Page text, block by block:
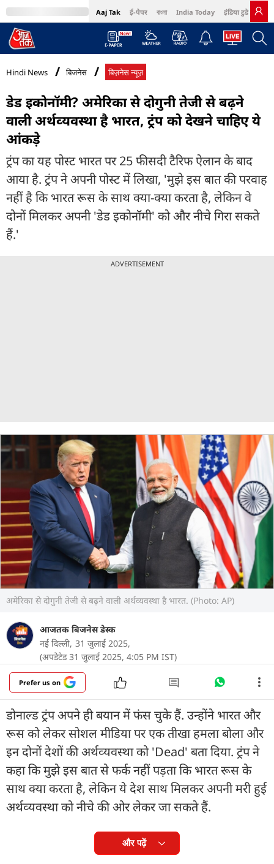
Aaj Tak ई-पेपर বাংলা India Today इंडिया टुडे हिंदी
MumbaiTak Cosmopolitan Harper's Bazaar Northeast
Hindi News बिजनेस बिज़नेस न्यूज़
डेड इकोनॉमी? अमेरिका से दोगुनी तेजी से बढ़ने
वाली अर्थव्‍यवस्‍था है भारत, ट्रंप को देखने चाहिए ये
आंकड़े
ट्रंप का यह पोस्‍ट भारत पर 25 फीसदी टैरिफ ऐलान के बाद
आया है. ट्रंप ने अपनी पोस्‍ट में लिखा, 'मुझे इस बात की परवाह
नहीं है कि भारत रूस के साथ क्‍या-क्‍या करता है, लेकिन वे
दोनों मिलकर अपनी 'डेड इकोनॉमी' को और नीचे गिरा सकते
हैं.'
ADVERTISEMENT
अमेरिका से दोगुनी तेजी से बढ़ने वाली अर्थव्‍यवस्‍था है भारत. (Photo: AP)
आजतक बिजनेस डेस्क
नई दिल्‍ली, 31 जुलाई 2025,
(अपडेटेड 31 जुलाई 2025, 4:05 PM IST)
Prefer us on
डोनाल्‍ड ट्रंप अपने ही बयान में फंस चुके हैं. उन्‍होंने भारत और
रूस को लेकर सोशल मीडिया पर एक तीखा हमला बोला और
इन दोनों देशों की अर्थव्‍यवस्‍था को 'Dead' बता द‍िया. ट्रंप ने
कहा कि मुझे इस बात से फर्क नहीं पड़ता कि भारत रूस के
साथ क्‍या करता है, लेकिन ये देश साथ मिलकर अपनी मरी हुई
अर्थव्‍यवस्‍था को नीचे की ओर लेकर जा सकते हैं.
और पढ़ें